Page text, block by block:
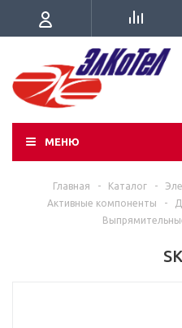
МЕНЮ
Главная - Каталог -
Активные компоненты
-